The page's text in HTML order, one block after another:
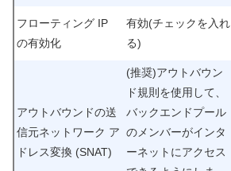
フローティング IP
の有効化
有効(チェックを入れ
る)
アウトバウンドの送
信元ネットワーク ア
ドレス変換 (SNAT)
(推奨)アウトバウン
ド規則を使用して、
バックエンドプール
のメンバーがインタ
ーネットにアクセス